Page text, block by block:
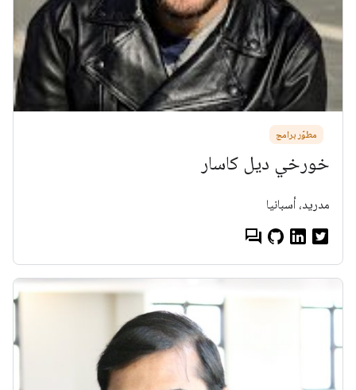
مطوّر برامج
خورخي ديل كاسار
مدريد، أسبانيا